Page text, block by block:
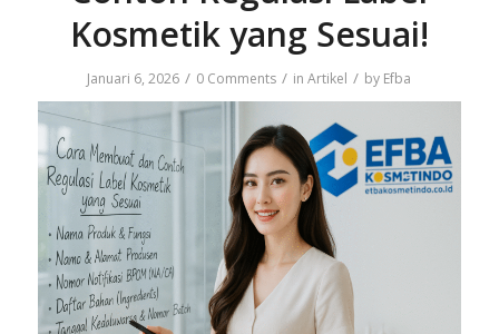
Kosmetik yang Sesuai!
Januari 6, 2026 / 0 Comments / inArtikel / by Efba